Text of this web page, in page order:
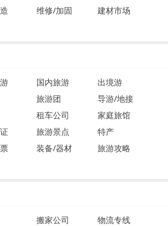
维修/加固
建材市场
国内旅游
出境游
旅游团
导游/地接
租车公司
家庭旅馆
旅游景点
特产
装备/器材
旅游攻略
搬家公司
物流专线